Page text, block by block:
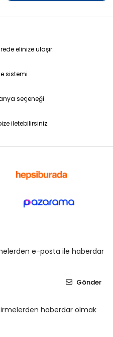
elinize ulaşır.
sistemi
seçeneği
iletebilirsiniz.
e-posta ile haberdar
Gönder
haberdar olmak